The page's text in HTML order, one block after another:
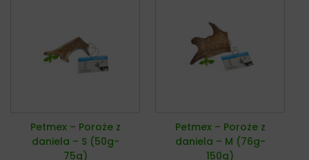
Petmex – Poroże z
daniela – S (50g-
75g)
Petmex – Poroże z
daniela – M (76g-
150g)